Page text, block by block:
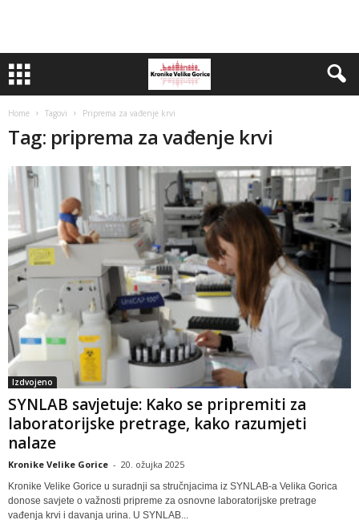
Home Tagovi Priprema za vađenje krvi
Tag: priprema za vađenje krvi
Izdvojeno
SYNLAB savjetuje: Kako se pripremiti za
laboratorijske pretrage, kako razumjeti
nalaze
Kronike Velike Gorice - 20. ožujka 2025
Kronike Velike Gorice u suradnji sa stručnjacima iz SYNLAB-a Velika Gorica
donose savjete o važnosti pripreme za osnovne laboratorijske pretrage
vađenja krvi i davanja urina. U SYNLAB...